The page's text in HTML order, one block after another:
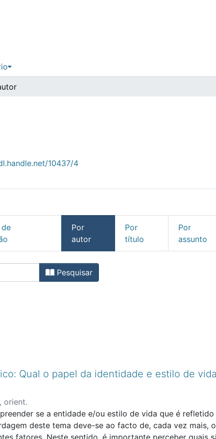
10437/4
Por
autor
Por
título
Por
assunto
autor "Abelha, Mara
Pesquisar
Qual o papel da identidade e estilo de
orient.
se a entidade e/ou estilo de vida que é
deste tema deve-se ao facto de, cada vez mais,
fatores. Neste sentido, é importante perceber quais